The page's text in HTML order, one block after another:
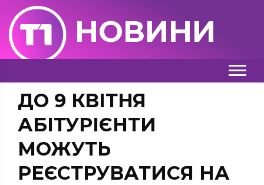
НОВИНИ
ДО 9 КВІТНЯ
АБІТУРІЄНТИ
МОЖУТЬ
РЕЄСТРУВАТИСЯ НА